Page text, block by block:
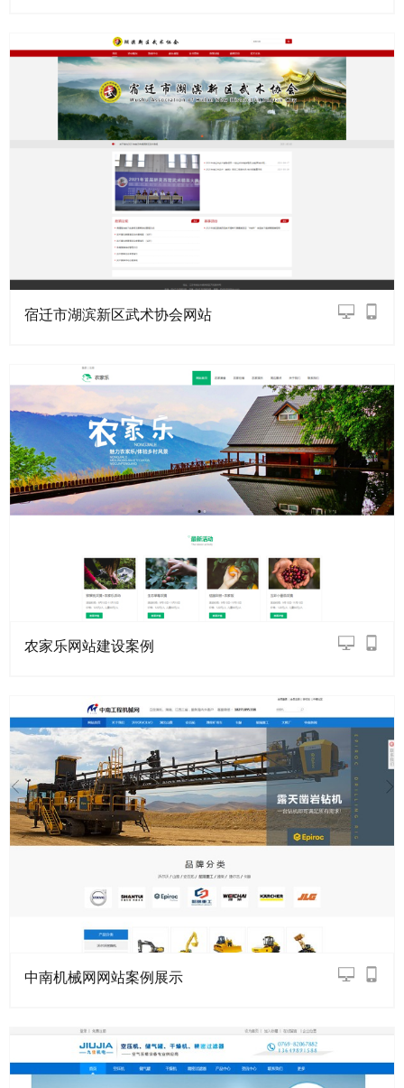
宿迁市湖滨新区武术协会网站
农家乐网站建设案例
中南机械网网站案例展示